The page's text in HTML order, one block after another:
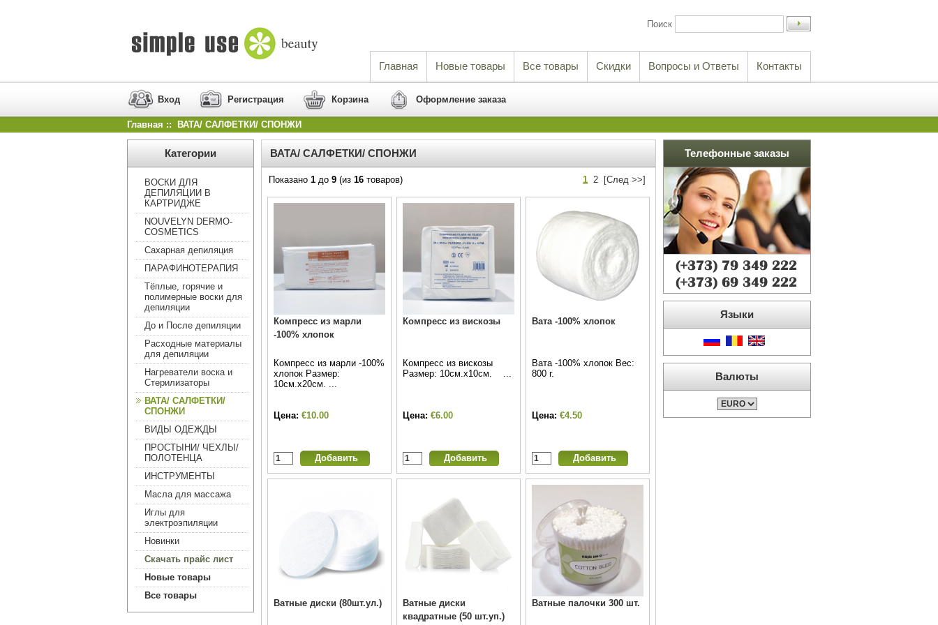
Поиск
Контакты
Вопросы и Ответы
Скидки
Все товары
Новые товары
Главная
Вход Регистрация Корзина Оформление заказа
Главная :: ВАТА/ САЛФЕТКИ/ СПОНЖИ
Категории
ВОСКИ ДЛЯ
ДЕПИЛЯЦИИ В
КАРТРИДЖЕ
NOUVELYN DERMO-
COSMETICS
Сахарная депиляция
ПАРАФИНОТЕРАПИЯ
Тёплые, горячие и
полимерные воски для
депиляции
До и После депиляции
Расходные материалы
для депиляции
Нагреватели воска и
Стерилизаторы
ВАТА/ САЛФЕТКИ/
СПОНЖИ
ВИДЫ ОДЕЖДЫ
ПРОСТЫНИ/ ЧЕХЛЫ/
ПОЛОТЕНЦА
ИНСТРУМЕНТЫ
Масла для массажа
Иглы для
электроэпиляции
Новинки
Скачать прайс лист
Новые товары
Все товары
ВАТА/ САЛФЕТКИ/ СПОНЖИ
Показано 1 до 9 (из 16 товаров) 1 2 [След >>]
Компресс из марли
-100% хлопок
Компресс из марли -100%
хлопок Размер:
10см.х20см. ...
Цена: €10.00
Компресс из вискозы
Компресс из вискозы
Размер: 10см.х10см. ...
Цена: €6.00
Вата -100% хлопок
Вата -100% хлопок Вес:
800 г.
Цена: €4.50
Ватные диски (80шт.ул.)
Ватные диски
квадратные (50 шт.уп.)
Ватные палочки 300 шт.
Телефонные заказы
Языки
Валюты